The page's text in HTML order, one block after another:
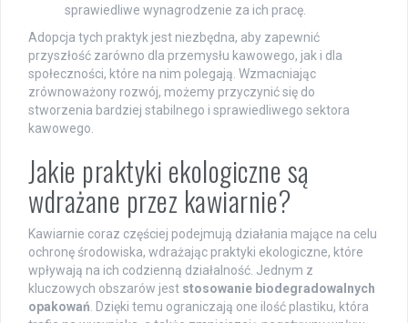
sprawiedliwe wynagrodzenie za ich pracę.
Adopcja tych praktyk jest niezbędna, aby zapewnić
przyszłość zarówno dla przemysłu kawowego, jak i dla
społeczności, które na nim polegają. Wzmacniając
zrównoważony rozwój, możemy przyczynić się do
stworzenia bardziej stabilnego i sprawiedliwego sektora
kawowego.
Jakie praktyki ekologiczne są
wdrażane przez kawiarnie?
Kawiarnie coraz częściej podejmują działania mające na celu
ochronę środowiska, wdrażając praktyki ekologiczne, które
wpływają na ich codzienną działalność. Jednym z
kluczowych obszarów jest stosowanie biodegradowalnych
opakowań . Dzięki temu ograniczają one ilość plastiku, która